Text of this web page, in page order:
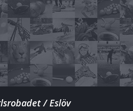
/ Eslöv